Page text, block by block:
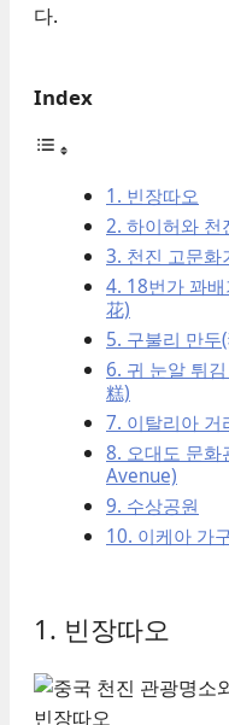
다.
Index
1. 빈장따오
2. 하이허와 천
3. 천진 고문화
4. 18번가 꽈
花)
5. 구불리 만두
6. 귀 눈알 튀
糕)
7. 이탈리아 거
8. 오대도 문화
Avenue)
9. 수상공원
10. 이케아 가
1. 빈장따오